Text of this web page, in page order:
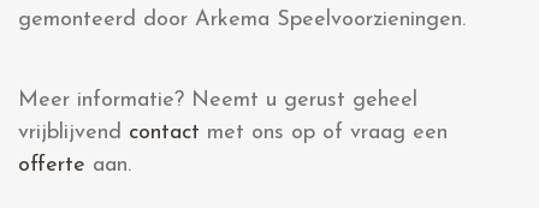
gemonteerd door Arkema Speelvoorzieningen.
Meer informatie? Neemt u gerust geheel
vrijblijvend contact met ons op of vraag een
offerte aan.